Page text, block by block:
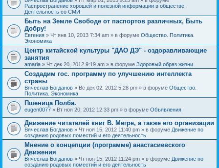
р
ж
и
т
о
п
р
о
с
.
Распространение хорошей и полезной информации в обществе.
Деятельность со СМИ
Быть на Земле Свободе от паспортов различных, Быть
Добру!
Евгения » Чт янв 10, 2013 7:34 am » в форуме Общество. Политика.
Экономика
Центр китайской культуры "ДАО ДЭ" - оздоравливающие
занятия
amaria » Чт дек 20, 2012 9:19 am » в форуме Здоровый образ жизни
Создадим гос. программу по улучшению интеллекта
страны
Вячеслав Богданов » Вс дек 02, 2012 5:28 pm » в форуме Общество.
Политика. Экономика
Пшеница Полба.
eugen0077 » Вт ноя 20, 2012 12:33 pm » в форуме Объявления
Движение читателей книг В. Мегре, а также его организации
Вячеслав Богданов » Чт ноя 15, 2012 11:40 pm » в форуме Движение по
созданию родовых поместий и его деятельность
Мнение о концепции (программе) анастасиевского
Движения
Вячеслав Богданов » Чт ноя 15, 2012 11:24 pm » в форуме Движение по
созданию родовых поместий и его деятельность